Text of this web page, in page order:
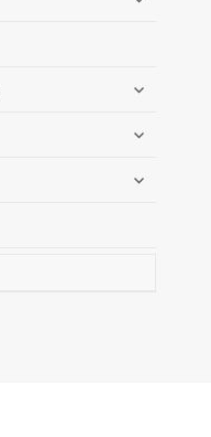
untermenü
untermenü
untermenü